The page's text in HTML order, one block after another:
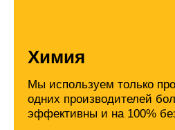
Химия
Мы используем только
одних производителей
эффективны и на 100%